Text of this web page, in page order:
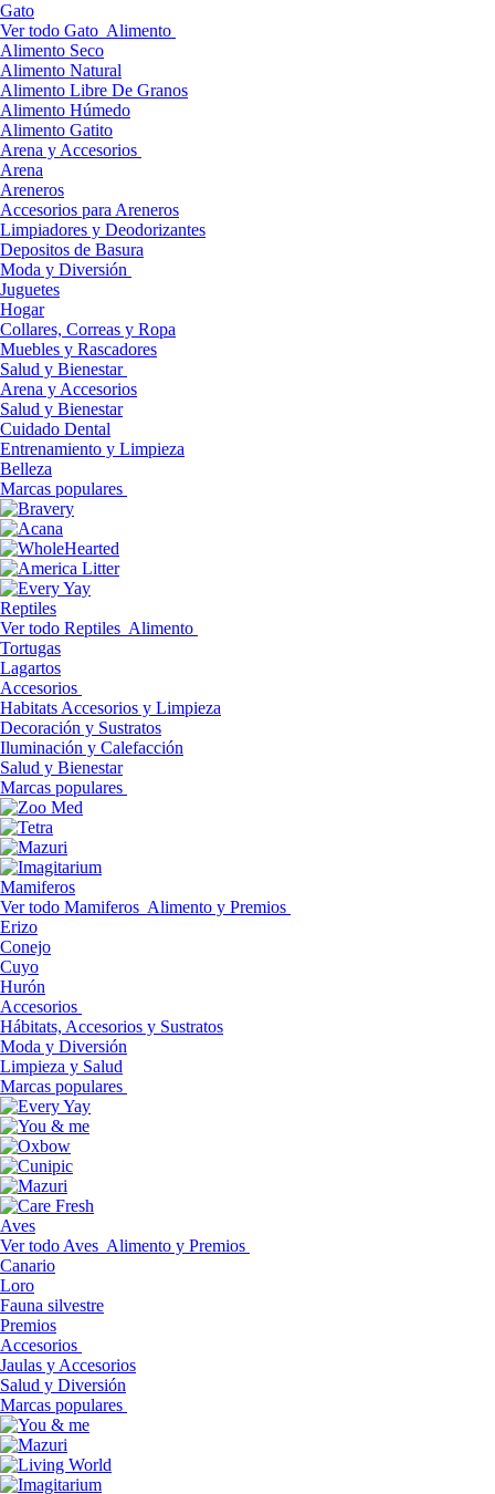
Gato
Ver todo Gato Alimento
Alimento Seco
Alimento Natural
Alimento Libre De Granos
Alimento Húmedo
Alimento Gatito
Arena y Accesorios
Arena
Areneros
Accesorios para Areneros
Limpiadores y Deodorizantes
Depositos de Basura
Moda y Diversión
Juguetes
Hogar
Collares, Correas y Ropa
Muebles y Rascadores
Salud y Bienestar
Arena y Accesorios
Salud y Bienestar
Cuidado Dental
Entrenamiento y Limpieza
Belleza
Marcas populares
Reptiles
Ver todo Reptiles Alimento
Tortugas
Lagartos
Accesorios
Habitats Accesorios y Limpieza
Decoración y Sustratos
Iluminación y Calefacción
Salud y Bienestar
Marcas populares
Mamiferos
Ver todo Mamiferos Alimento y Premios
Erizo
Conejo
Cuyo
Hurón
Accesorios
Hábitats, Accesorios y Sustratos
Moda y Diversión
Limpieza y Salud
Marcas populares
Aves
Ver todo Aves Alimento y Premios
Canario
Loro
Fauna silvestre
Premios
Accesorios
Jaulas y Accesorios
Salud y Diversión
Marcas populares